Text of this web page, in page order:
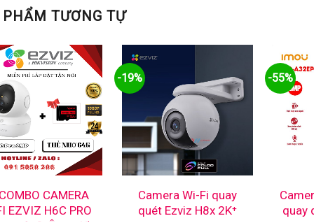
TƯƠNG TỰ
CAMERA
EZVIZ H6C PRO
-19%
Camera Wi-Fi quay
quét Ezviz H8x 2K⁺
-55%
quay